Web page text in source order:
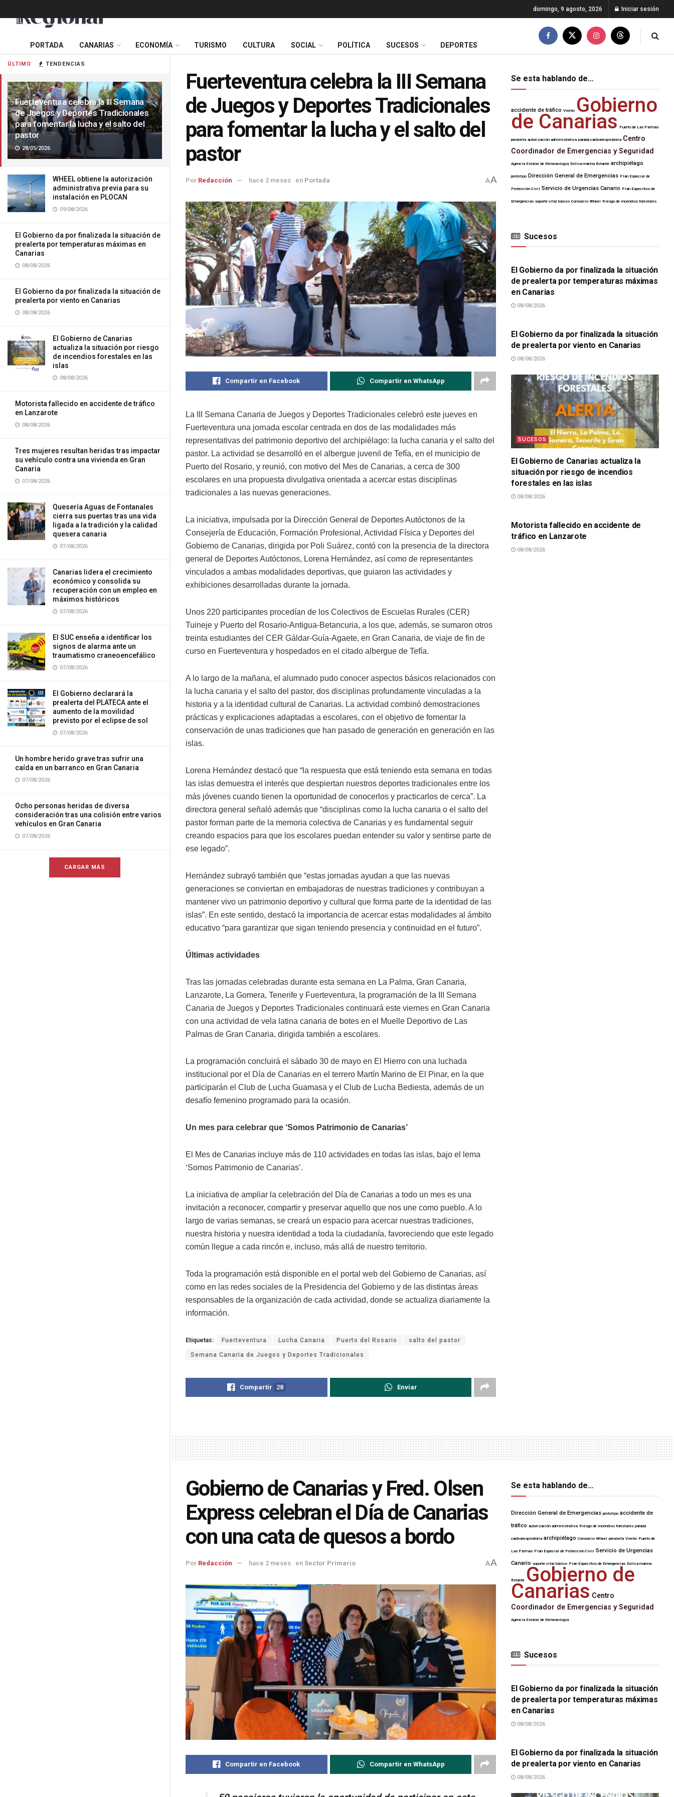
ÚLTIMO TENDENCIAS
Fuerteventura celebra la III Semana
de Juegos y Deportes Tradicionales
para fomentar la lucha y el salto del
pastor
28/05/2026
WHEEL obtiene la autorización
administrativa previa para su
instalación en PLOCAN
09/08/2026
El Gobierno da por finalizada la situación de
prealerta por temperaturas máximas en
Canarias
08/08/2026
El Gobierno da por finalizada la situación de
prealerta por viento en Canarias
08/08/2026
El Gobierno de Canarias
actualiza la situación por riesgo
de incendios forestales en las
islas
08/08/2026
Motorista fallecido en accidente de tráfico
en Lanzarote
08/08/2026
Tres mujeres resultan heridas tras impactar
su vehículo contra una vivienda en Gran
Canaria
07/08/2026
Quesería Aguas de Fontanales
cierra sus puertas tras una vida
ligada a la tradición y la calidad
quesera canaria
07/08/2026
Canarias lidera el crecimiento
económico y consolida su
recuperación con un empleo en
máximos históricos
07/08/2026
El SUC enseña a identificar los
signos de alarma ante un
traumatismo craneoencefálico
07/08/2026
El Gobierno declarará la
prealerta del PLATECA ante el
aumento de la movilidad
previsto por el eclipse de sol
07/08/2026
Un hombre herido grave tras sufrir una
caída en un barranco en Gran Canaria
07/08/2026
Ocho personas heridas de diversa
consideración tras una colisión entre varios
vehículos en Gran Canaria
07/08/2026
CARGAR MÁS
domingo, 9 agosto, 2026 Iniciar sesión
PORTADA CANARIAS ECONOMÍA TURISMO CULTURA SOCIAL POLÍTICA SUCESOS DEPORTES
Fuerteventura celebra la III Semana
de Juegos y Deportes Tradicionales
para fomentar la lucha y el salto del
pastor
Por Redacción hace 2 meses en Portada AA
Compartir en Facebook Compartir en WhatsApp
La III Semana Canaria de Juegos y Deportes Tradicionales celebró este jueves en
Fuerteventura una jornada escolar centrada en dos de las modalidades más
representativas del patrimonio deportivo del archipiélago: la lucha canaria y el salto del
pastor. La actividad se desarrolló en el albergue juvenil de Tefía, en el municipio de
Puerto del Rosario, y reunió, con motivo del Mes de Canarias, a cerca de 300
escolares en una propuesta divulgativa orientada a acercar estas disciplinas
tradicionales a las nuevas generaciones.
La iniciativa, impulsada por la Dirección General de Deportes Autóctonos de la
Consejería de Educación, Formación Profesional, Actividad Física y Deportes del
Gobierno de Canarias, dirigida por Poli Suárez, contó con la presencia de la directora
general de Deportes Autóctonos, Lorena Hernández, así como de representantes
vinculados a ambas modalidades deportivas, que guiaron las actividades y
exhibiciones desarrolladas durante la jornada.
Unos 220 participantes procedían de los Colectivos de Escuelas Rurales (CER)
Tuineje y Puerto del Rosario-Antigua-Betancuria, a los que, además, se sumaron otros
treinta estudiantes del CER Gáldar-Guía-Agaete, en Gran Canaria, de viaje de fin de
curso en Fuerteventura y hospedados en el citado albergue de Tefía.
A lo largo de la mañana, el alumnado pudo conocer aspectos básicos relacionados con
la lucha canaria y el salto del pastor, dos disciplinas profundamente vinculadas a la
historia y a la identidad cultural de Canarias. La actividad combinó demostraciones
prácticas y explicaciones adaptadas a escolares, con el objetivo de fomentar la
conservación de unas tradiciones que han pasado de generación en generación en las
islas.
Lorena Hernández destacó que “la respuesta que está teniendo esta semana en todas
las islas demuestra el interés que despiertan nuestros deportes tradicionales entre los
más jóvenes cuando tienen la oportunidad de conocerlos y practicarlos de cerca”. La
directora general señaló además que “disciplinas como la lucha canaria o el salto del
pastor forman parte de la memoria colectiva de Canarias y es fundamental seguir
creando espacios para que los escolares puedan entender su valor y sentirse parte de
ese legado”.
Hernández subrayó también que “estas jornadas ayudan a que las nuevas
generaciones se conviertan en embajadoras de nuestras tradiciones y contribuyan a
mantener vivo un patrimonio deportivo y cultural que forma parte de la identidad de las
islas”. En este sentido, destacó la importancia de acercar estas modalidades al ámbito
educativo “para garantizar que sigan teniendo presencia y continuidad en el futuro”.
Últimas actividades
Tras las jornadas celebradas durante esta semana en La Palma, Gran Canaria,
Lanzarote, La Gomera, Tenerife y Fuerteventura, la programación de la III Semana
Canaria de Juegos y Deportes Tradicionales continuará este viernes en Gran Canaria
con una actividad de vela latina canaria de botes en el Muelle Deportivo de Las
Palmas de Gran Canaria, dirigida también a escolares.
La programación concluirá el sábado 30 de mayo en El Hierro con una luchada
institucional por el Día de Canarias en el terrero Martín Marino de El Pinar, en la que
participarán el Club de Lucha Guamasa y el Club de Lucha Bediesta, además de un
desafío femenino programado para la ocasión.
Un mes para celebrar que ‘Somos Patrimonio de Canarias’
El Mes de Canarias incluye más de 110 actividades en todas las islas, bajo el lema
‘Somos Patrimonio de Canarias’.
La iniciativa de ampliar la celebración del Día de Canarias a todo un mes es una
invitación a reconocer, compartir y preservar aquello que nos une como pueblo. A lo
largo de varias semanas, se creará un espacio para acercar nuestras tradiciones,
nuestra historia y nuestra identidad a toda la ciudadanía, favoreciendo que este legado
común llegue a cada rincón e, incluso, más allá de nuestro territorio.
Toda la programación está disponible en el portal web del Gobierno de Canarias, así
como en las redes sociales de la Presidencia del Gobierno y de las distintas áreas
responsables de la organización de cada actividad, donde se actualiza diariamente la
información.
Etiquetas: Fuerteventura Lucha Canaria Puerto del Rosario salto del pastor
Semana Canaria de Juegos y Deportes Tradicionales
Compartir 28 Enviar
Se esta hablando de…
accidente de tráfico Viento Gobierno
de Canarias Puerto de Las Palmas
prealerta autorización administrativa parada cardiorrespiratoria Centro
Coordinador de Emergencias y Seguridad
Agencia Estatal de Meteorología Eólica marina flotante archipiélago
prototipo Dirección General de Emergencias Plan Especial de
Protección Civil Servicio de Urgencias Canario Plan Específico de
Emergencias soporte vital básico Consorcio Wheel Riesgo de incendios forestales
Sucesos
SUCESOS
El Gobierno da por finalizada la situación
de prealerta por temperaturas máximas
en Canarias
08/08/2026
El Gobierno da por finalizada la situación
de prealerta por viento en Canarias
08/08/2026
SUCESOS
El Gobierno de Canarias actualiza la
situación por riesgo de incendios
forestales en las islas
08/08/2026
Motorista fallecido en accidente de
tráfico en Lanzarote
08/08/2026
Gobierno de Canarias y Fred. Olsen
Express celebran el Día de Canarias
con una cata de quesos a bordo
Por Redacción hace 2 meses en Sector Primario AA
Compartir en Facebook Compartir en WhatsApp
Se esta hablando de…
Dirección General de Emergencias prototipo accidente de
tráfico autorización administrativa Riesgo de incendios forestales parada
cardiorrespiratoria archipiélago Consorcio Wheel prealerta Viento Puerto de
Las Palmas Plan Especial de Protección Civil Servicio de Urgencias
Canario soporte vital básico Plan Específico de Emergencias Eólica marina
flotante Gobierno de
Canarias Centro
Coordinador de Emergencias y Seguridad
Agencia Estatal de Meteorología
Sucesos
SUCESOS
El Gobierno da por finalizada la situación
de prealerta por temperaturas máximas
en Canarias
08/08/2026
El Gobierno da por finalizada la situación
de prealerta por viento en Canarias
08/08/2026